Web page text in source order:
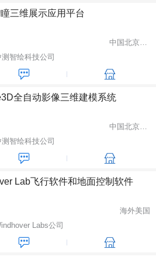
三维展示应用平台
中国北京市昌平区
智绘科技公司
全自动影像三维建模系统
中国北京市昌平区
智绘科技公司
Lab飞行软件和地面控制软件
海外美国
Labs公司